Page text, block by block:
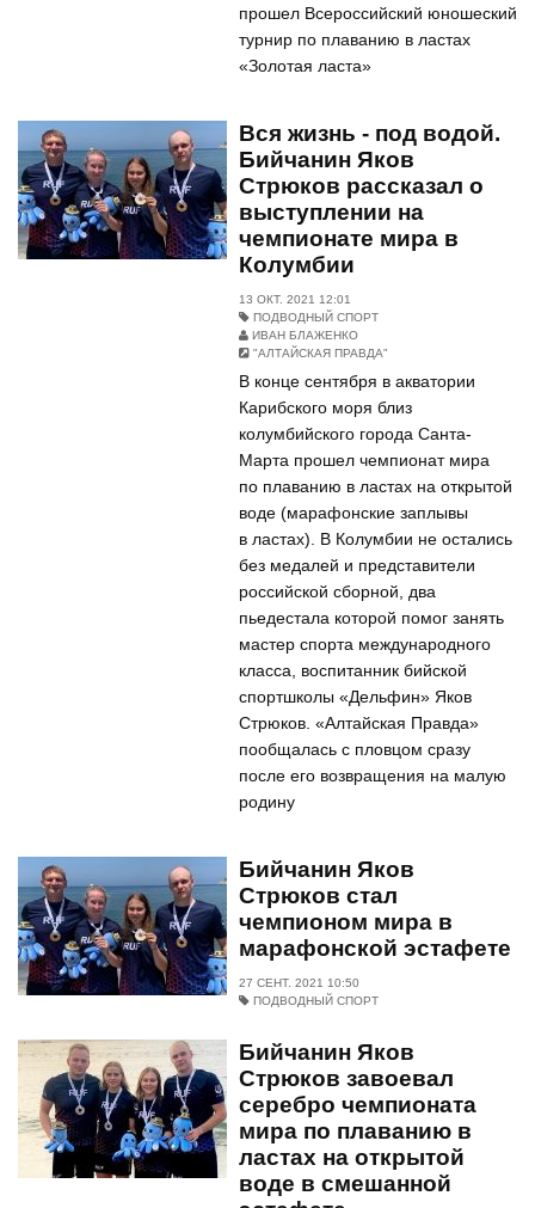
прошел Всероссийский юношеский
турнир по плаванию в ластах
«Золотая ласта»
Вся жизнь - под водой.
Бийчанин Яков
Стрюков рассказал о
выступлении на
чемпионате мира в
Колумбии
13 ОКТ. 2021 12:01
ПОДВОДНЫЙ СПОРТ
ИВАН БЛАЖЕНКО
"АЛТАЙСКАЯ ПРАВДА"
В конце сентября в акватории
Карибского моря близ
колумбийского города Санта-
Марта прошел чемпионат мира
по плаванию в ластах на открытой
воде (марафонские заплывы
в ластах). В Колумбии не остались
без медалей и представители
российской сборной, два
пьедестала которой помог занять
мастер спорта международного
класса, воспитанник бийской
спортшколы «Дельфин» Яков
Стрюков. «Алтайская Правда»
пообщалась с пловцом сразу
после его возвращения на малую
родину
Бийчанин Яков
Стрюков стал
чемпионом мира в
марафонской эстафете
27 СЕНТ. 2021 10:50
ПОДВОДНЫЙ СПОРТ
Бийчанин Яков
Стрюков завоевал
серебро чемпионата
мира по плаванию в
ластах на открытой
воде в смешанной